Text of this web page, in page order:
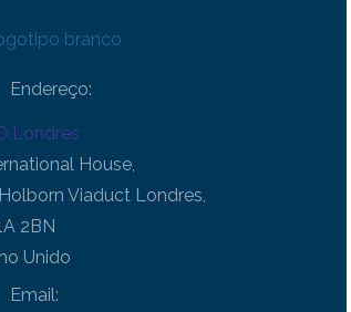
Endereço:
House,
Viaduct Londres,
2BN
Unido
Email: